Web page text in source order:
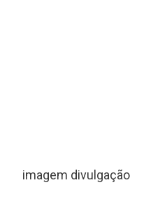
imagem divulgação